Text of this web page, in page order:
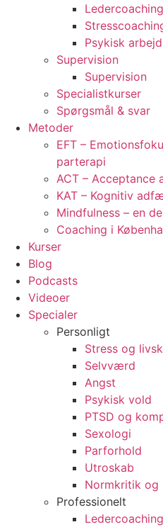
Psykisk
Supervision
Supervision
Specialistkurser
Spørgsmål & svar
Metoder
EFT –
parterapi
ACT – Acceptance
KAT – Kognitiv
Mindfulness – en
Coaching i
Kurser
Blog
Podcasts
Videoer
Specialer
Personligt
Stress og
Selvværd
Angst
Psykisk vold
PTSD og
Sexologi
Parforhold
Utroskab
Normkritik og
Professionelt